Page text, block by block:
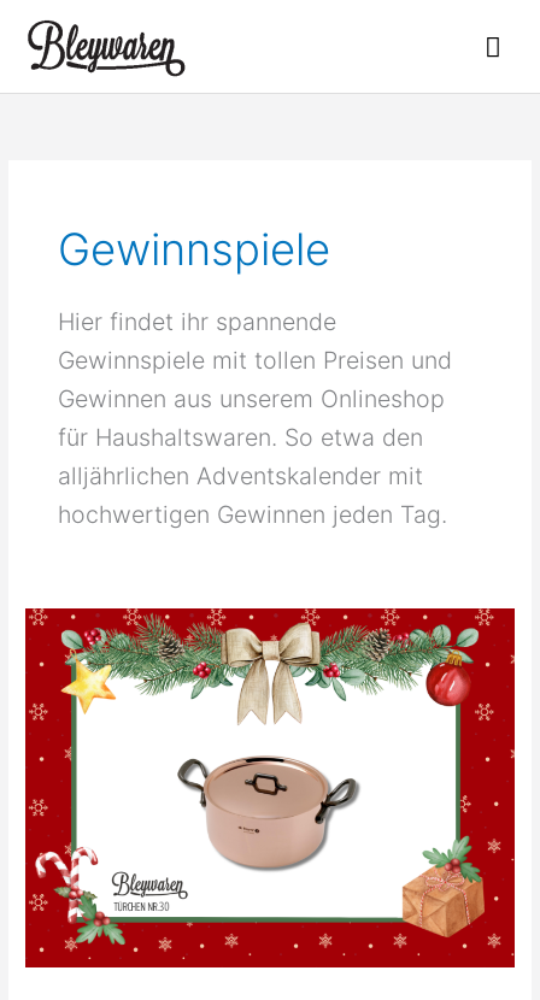
Inhalt
springen
Gewinnspiele
Hier findet ihr spannende
Gewinnspiele mit tollen Preisen und
Gewinnen aus unserem Onlineshop
für Haushaltswaren. So etwa den
alljährlichen Adventskalender mit
hochwertigen Gewinnen jeden Tag.